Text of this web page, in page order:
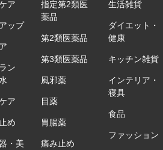
ア
ップ
ン
ア
め
・美
指定第2類医
薬品
第2類医薬品
第3類医薬品
風邪薬
目薬
胃腸薬
痛み止め
生活雑貨
ダイエット・
健康
キッチン雑貨
インテリア・
寝具
食品
ファッション